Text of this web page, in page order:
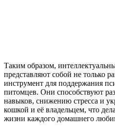
Таким образом,
представляют собой не только
инструмент для поддержания
питомцев. Они способствуют
навыков, снижению стресса и
кошкой и её владельцем, что
жизни каждого домашнего